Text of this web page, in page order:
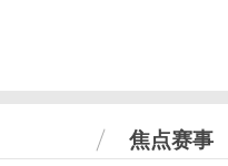
焦点赛事